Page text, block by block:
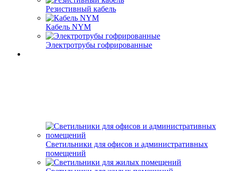
Резистивный кабель
Кабель NYM
Электротрубы гофрированные
Светильники для офисов и административных
помещений